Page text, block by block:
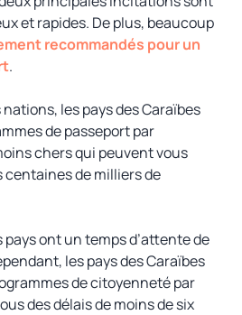
et rapides. De plus, beaucoup
recommandés pour un
.
les pays des Caraïbes
de passeport par
chers qui peuvent vous
de milliers de
ont un temps d’attente de
les pays des Caraïbes
de citoyenneté par
des délais de moins de six